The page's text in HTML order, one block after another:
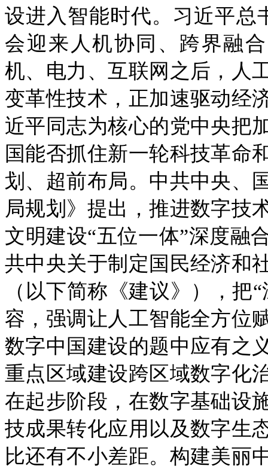
设进入智能时代。习近平总
会迎来人机协同、跨界融
机、电力、互联网之后，人
变革性技术，正加速驱动经
近平同志为核心的党中央把
国能否抓住新一轮科技革命
划、超前布局。中共中央、
局规划》提出，推进数字技
文明建设“五位一体”深度融
共中央关于制定国民经济和
（以下简称《建议》），把
容，强调让人工智能全方位
数字中国建设的题中应有之
重点区域建设跨区域数字化
在起步阶段，在数字基础设
技成果转化应用以及数字生
比还有不小差距。构建美丽